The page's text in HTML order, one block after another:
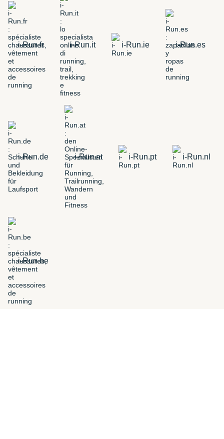
i-Run.fr i-Run.it i-Run.ie i-Run.es
i-Run.de i-Run.at i-Run.pt i-Run.nl
i-Run.be